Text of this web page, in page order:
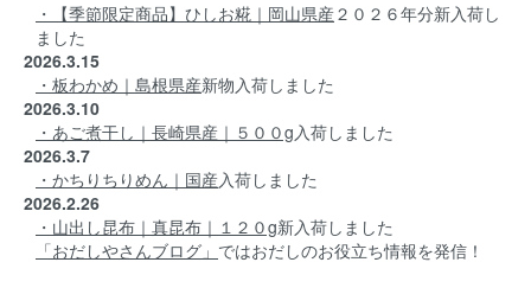
・【季節限定商品】ひしお糀｜岡山県産２０２６年分新入荷し
ました
2026.3.15
・板わかめ｜島根県産新物入荷しました
2026.3.10
・あご煮干し｜長崎県産｜５００g 入荷しました
2026.3.7
・かちりちりめん｜国産入荷しました
2026.2.26
・山出し昆布｜真昆布｜１２０g新入荷しました
「おだしやさんブログ」 ではおだしのお役立ち情報を発信！